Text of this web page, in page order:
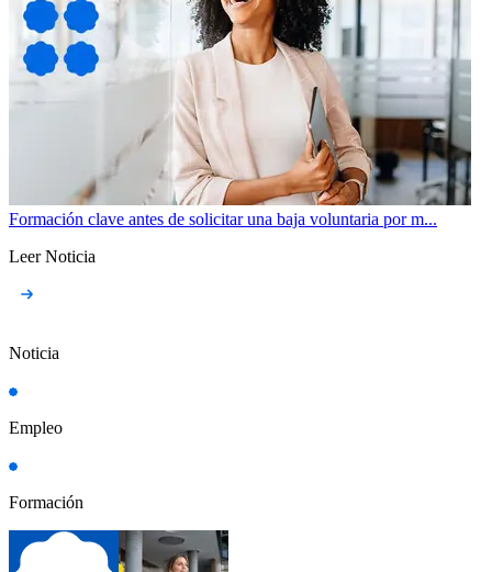
Formación clave antes de solicitar una baja voluntaria por m...
Leer Noticia
Noticia
Empleo
Formación